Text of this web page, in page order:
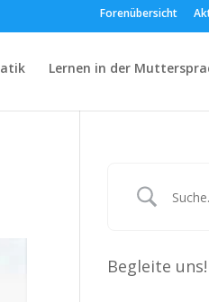
Forenübersicht
Lernen in der
Begleite uns!